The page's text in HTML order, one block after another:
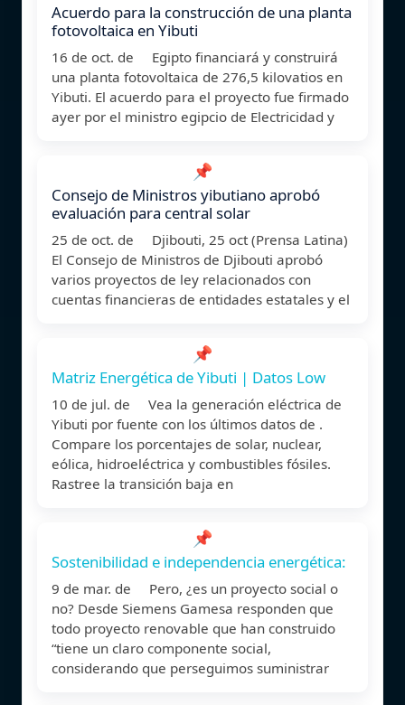
Acuerdo para la construcción de una planta
fotovoltaica en Yibuti
16 de oct. de Egipto financiará y construirá
una planta fotovoltaica de 276,5 kilovatios en
Yibuti. El acuerdo para el proyecto fue firmado
ayer por el ministro egipcio de Electricidad y
📌
Consejo de Ministros yibutiano aprobó
evaluación para central solar
25 de oct. de Djibouti, 25 oct (Prensa Latina)
El Consejo de Ministros de Djibouti aprobó
varios proyectos de ley relacionados con
cuentas financieras de entidades estatales y el
📌
Matriz Energética de Yibuti | Datos Low
10 de jul. de Vea la generación eléctrica de
Yibuti por fuente con los últimos datos de .
Compare los porcentajes de solar, nuclear,
eólica, hidroeléctrica y combustibles fósiles.
Rastree la transición baja en
📌
Sostenibilidad e independencia energética:
9 de mar. de Pero, ¿es un proyecto social o
no? Desde Siemens Gamesa responden que
todo proyecto renovable que han construido
“tiene un claro componente social,
considerando que perseguimos suministrar